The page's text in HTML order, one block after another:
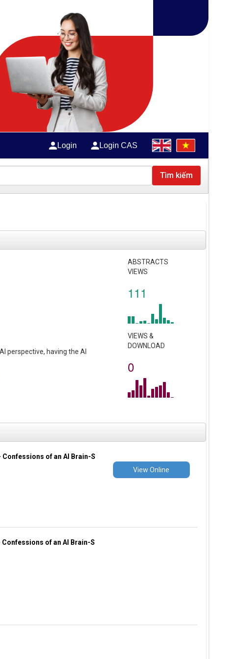
Login Login CAS
Tìm kiếm
perspective, having the AI
ABSTRACTS
VIEWS
111
VIEWS &
DOWNLOAD
0
of an AI Brain-S
View Online
of an AI Brain-S